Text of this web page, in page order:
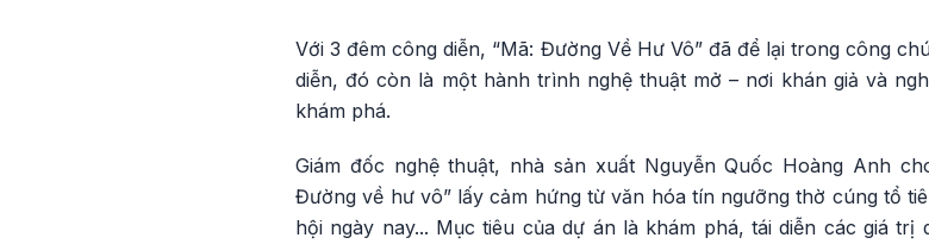
Với 3 đêm công diễn, “Mã: Đường Về Hư Vô” đã để lại trong công
diễn, đó còn là một hành trình nghệ thuật mở – nơi khán giả và
khám phá.
Giám đốc nghệ thuật, nhà sản xuất Nguyễn Quốc Hoàng Anh
Đường về hư vô” lấy cảm hứng từ văn hóa tín ngưỡng thờ cúng tổ
hội ngày nay... Mục tiêu của dự án là khám phá, tái diễn các giá